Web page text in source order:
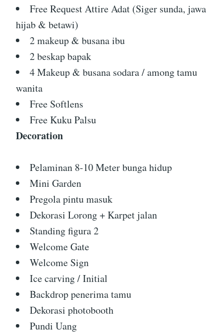
Free Request Attire Adat (Siger sunda, jawa
hijab & betawi)
2 makeup & busana ibu
2 beskap bapak
4 Makeup & busana sodara / among tamu
wanita
Free Softlens
Free Kuku Palsu
Decoration
Pelaminan 8-10 Meter bunga hidup
Mini Garden
Pregola pintu masuk
Dekorasi Lorong + Karpet jalan
Standing figura 2
Welcome Gate
Welcome Sign
Ice carving / Initial
Backdrop penerima tamu
Dekorasi photobooth
Pundi Uang